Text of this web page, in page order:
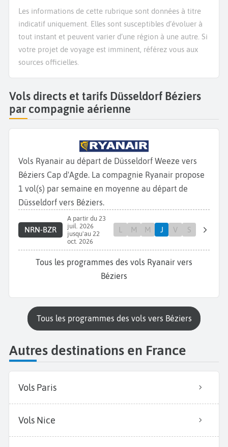
Les informations de cette rubrique sont données à titre
indicatif uniquement. Elles sont susceptibles d’évoluer à
tout instant et peuvent varier d’une région à une autre. Si
votre projet de voyage est imminent, référez vous aux
sources officielles.
Vols directs et tarifs Düsseldorf Béziers
par compagnie aérienne
Vols Ryanair au départ de Düsseldorf Weeze vers
Béziers Cap d'Agde. La compagnie Ryanair propose
1 vol(s) par semaine en moyenne au départ de
Düsseldorf vers Béziers.
NRN-BZR
A partir du 23
juil. 2026
jusqu'au 22
oct. 2026
L M M J V S
Tous les programmes des vols Ryanair vers
Béziers
Tous les programmes des vols vers Béziers
Autres destinations en France
Vols Paris
Vols Nice